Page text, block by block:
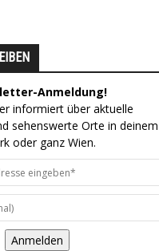
Anmeldung!
informiert über aktuelle
sehenswerte Orte in deinem
oder ganz Wien.
Anmelden